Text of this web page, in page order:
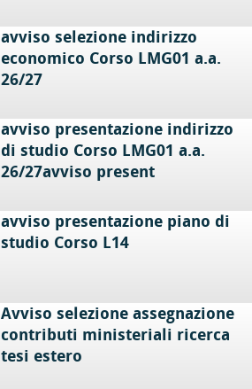
avviso selezione indirizzo
economico Corso LMG01 a.a.
26/27
avviso presentazione indirizzo
di studio Corso LMG01 a.a.
26/27avviso present
avviso presentazione piano di
studio Corso L14
Avviso selezione assegnazione
contributi ministeriali ricerca
tesi estero